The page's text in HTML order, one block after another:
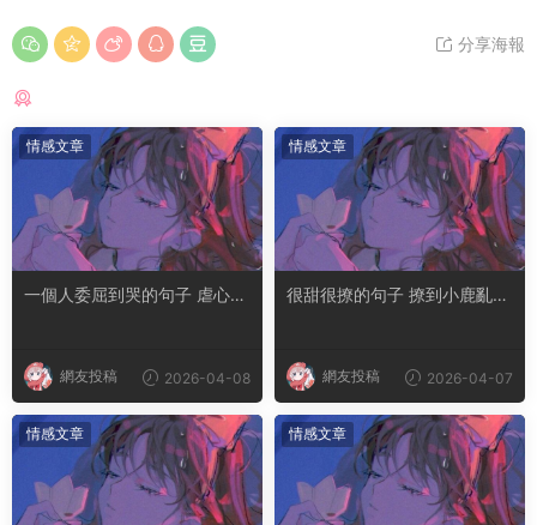
分享海報
情感文章
一個人委屈到哭的句子 虐心到
網友投稿 2026-04-08
情感文章
很甜很撩的句子 撩到小鹿亂撞
網友投稿 2026-04-07
情感文章 情感文章